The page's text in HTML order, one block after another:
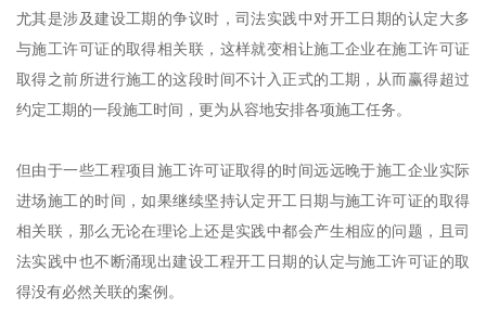
尤其是涉及建设工期的争议时，司法实践中对开工日期的认定大多
与施工许可证的取得相关联，这样就变相让施工企业在施工许可证
取得之前所进行施工的这段时间不计入正式的工期，从而赢得超过
约定工期的一段施工时间，更为从容地安排各项施工任务。
但由于一些工程项目施工许可证取得的时间远远晚于施工企业实际
进场施工的时间，如果继续坚持认定开工日期与施工许可证的取得
相关联，那么无论在理论上还是实践中都会产生相应的问题，且司
法实践中也不断涌现出建设工程开工日期的认定与施工许可证的取
得没有必然关联的案例。